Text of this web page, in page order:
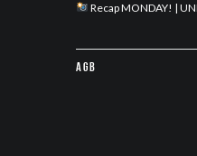
Recap MONDAY! |
AGB